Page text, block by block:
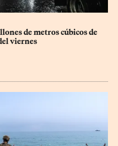
de metros cúbicos de
viernes